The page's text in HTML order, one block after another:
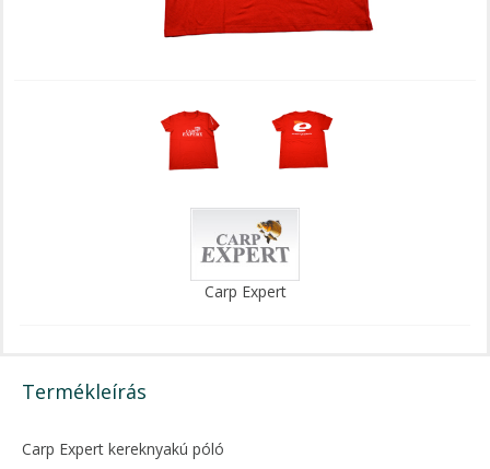
Carp Expert
Termékleírás
Carp Expert kereknyakú póló